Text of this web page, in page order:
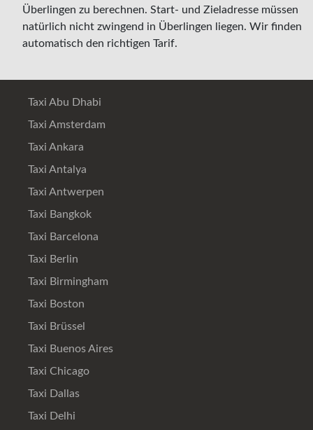
Überlingen zu berechnen. Start- und Zieladresse müssen
natürlich nicht zwingend in Überlingen liegen. Wir finden
automatisch den richtigen Tarif.
Taxi Abu Dhabi
Taxi Amsterdam
Taxi Ankara
Taxi Antalya
Taxi Antwerpen
Taxi Bangkok
Taxi Barcelona
Taxi Berlin
Taxi Birmingham
Taxi Boston
Taxi Brüssel
Taxi Buenos Aires
Taxi Chicago
Taxi Dallas
Taxi Delhi